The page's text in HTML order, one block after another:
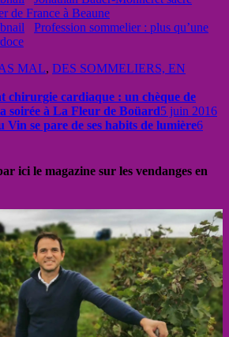
de France à Beaune
Profession sommelier : plus qu’une
MAL, DES SOMMELIERS, EN
chirurgie cardiaque : un chèque de
soirée à La Fleur de Boüard5 juin 2016
Vin se pare de ses habits de lumière6
ici le magazine sur les vendanges en